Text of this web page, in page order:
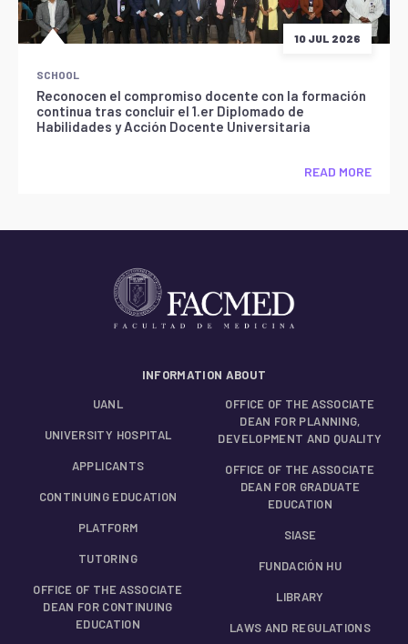
10 JUL 2026
SCHOOL
Reconocen el compromiso docente con la formación
continua tras concluir el 1.er Diplomado de
Habilidades y Acción Docente Universitaria
READ MORE
INFORMATION ABOUT
UANL
UNIVERSITY HOSPITAL
APPLICANTS
CONTINUING EDUCATION
PLATFORM
TUTORING
OFFICE OF THE ASSOCIATE
DEAN FOR CONTINUING
EDUCATION
OFFICE OF THE ASSOCIATE
DEAN FOR PLANNING,
DEVELOPMENT AND QUALITY
OFFICE OF THE ASSOCIATE
DEAN FOR GRADUATE
EDUCATION
SIASE
FUNDACIÓN HU
LIBRARY
LAWS AND REGULATIONS